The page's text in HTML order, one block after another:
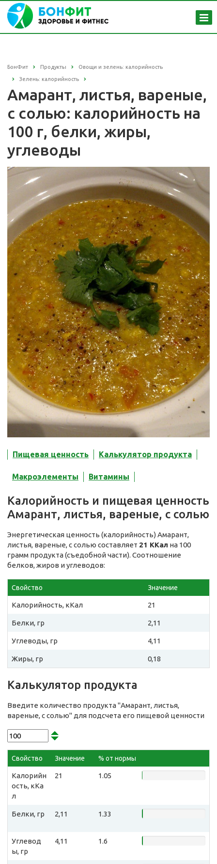
БонФит Продукты Овощи и зелень: калорийность
Зелень: калорийность
Амарант, листья, вареные,
с солью: калорийность на
100 г, белки, жиры,
углеводы
Пищевая ценность Калькулятор продукта
Макроэлементы Витамины
Калорийность и пищевая ценность
Амарант, листья, вареные, с солью
Энергетическая ценность (калорийность) Амарант,
листья, вареные, с солью составляет 21 ККал на 100
грамм продукта (съедобной части). Соотношение
белков, жиров и углеводов:
Свойство Значение
Калорийность, кКал 21
Белки, гр 2,11
Углеводы, гр 4,11
Жиры, гр 0,18
Калькулятор продукта
Введите количество продукта "Амарант, листья,
вареные, с солью" для подсчета его пищевой ценности
Свойство Значение % от нормы
Калорийн
ость, кКа
л
21 1.05
Белки, гр 2,11 1.33
Углевод
ы, гр
4,11 1.6